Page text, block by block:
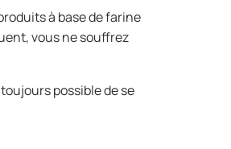
à base de farine
vous ne souffrez
possible de se